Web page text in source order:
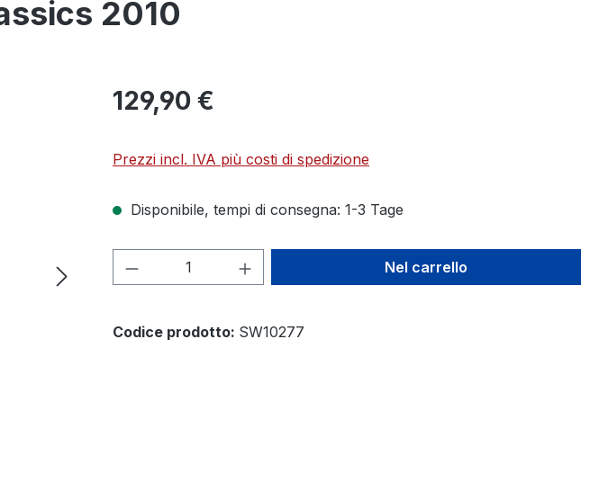
2010
129,90 €
Prezzi incl. IVA più costi di spedizione
Disponibile, tempi di consegna: 1-3 Tage
Quantità del prodotto: inserisci la quantità
Nel carrello
Codice prodotto: SW10277